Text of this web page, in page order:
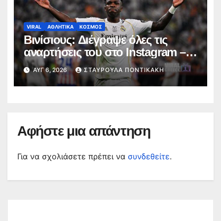
VIRAL ΑΘΛΗΤΙΚΑ ΚΟΣΜΟΣ
Βινίσιους: Διέγραψε όλες τις
αναρτήσεις του στο Instagram –
Οι συζητήσεις με τη Ρεάλ και το
ενδιαφέρον της Άρσεναλ
ΑΥΓ 6, 2026 ΣΤΑΥΡΟΎΛΑ ΠΟΝΤΙΚΆΚΗ
Αφήστε μια απάντηση
Για να σχολιάσετε πρέπει να συνδεθείτε.